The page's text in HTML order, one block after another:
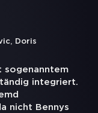
,
Doris
sogenanntem
integriert.
nicht Bennys